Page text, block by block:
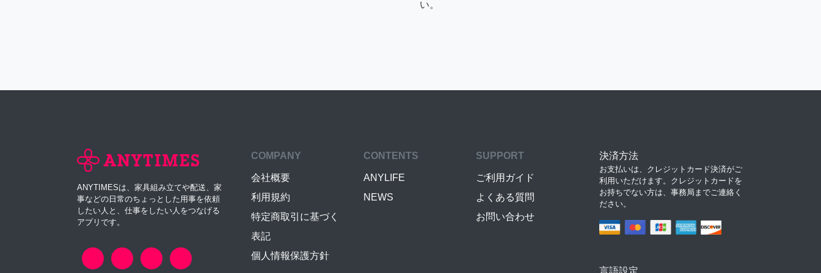
い。
ANYTIMESは、家具組み立てや配送、家
事などの日常のちょっとした用事を依頼
したい人と、仕事をしたい人をつなげる
アプリです。
COMPANY
会社概要
利用規約
特定商取引に基づく
表記
個人情報保護方針
CONTENTS
ANYLIFE
NEWS
SUPPORT
ご利用ガイド
よくある質問
お問い合わせ
決済方法
お支払いは、クレジットカード決済がご
利用いただけます。クレジットカードを
お持ちでない方は、事務局までご連絡く
ださい。
言語設定